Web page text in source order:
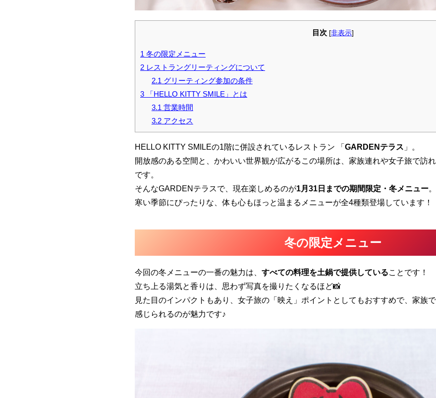
目次 [非表示]
1 冬の限定メニュー
2 レストラングリーティングについて
2.1 グリーティング参加の条件
3 「HELLO KITTY SMILE」とは
3.1 営業時間
3.2アクセス
HELLO KITTY SMILEの1階に併設されているレストラン 「 GARDENテラス 」。
開放感のある空間と、かわいい世界観が広がるこの場所は、家族連れや女子旅で訪
です。
そんなGARDENテラスで、現在楽しめるのが1月31日までの期間限定・冬メニュー。
寒い季節にぴったりな、体も心もほっと温まるメニューが全4種類登場しています！
冬の限定メニュー
今回の冬メニューの一番の魅力は、 すべての料理を土鍋で提供していることです！
立ち上る湯気と香りは、思わず写真を撮りたくなるほど📸
見た目のインパクトもあり、女子旅の「映え」ポイントとしてもおすすめで、家族
感じられるのが魅力です♪